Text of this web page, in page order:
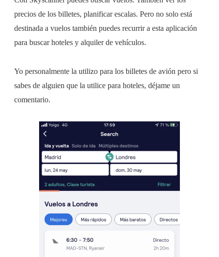
precios de los billetes, planificar escalas. Pero no solo está
destinada a vuelos también puedes recurrir a esta aplicación
para buscar hoteles y alquiler de vehículos.
Yo personalmente la utilizo para los billetes de avión pero si
sabes de alguien que la utilice para hoteles, déjame un
comentario.